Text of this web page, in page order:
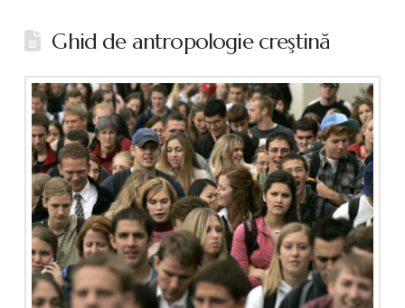
Ghid de antropologie creştină